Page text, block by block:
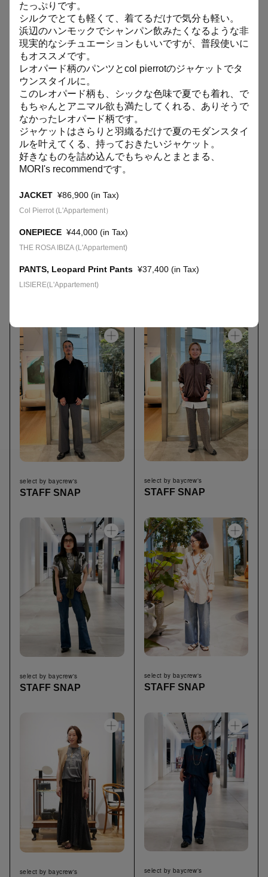
SEARCH
LINKS
BAYCREW’S STORE COMPANY SITE
“人”を繋ぐ新しいセレクトショップ。
たっぷりです。
シルクでとても軽くて、着てるだけで気分も軽い。
浜辺のハンモックでシャンパン飲みたくなるような非
現実的なシチュエーションもいいですが、普段使いに
もオススメです。
レオパード柄のパンツとcol pierrotのジャケットでタ
ウンスタイルに。
このレオパード柄も、シックな色味で夏でも着れ、で
もちゃんとアニマル欲も満たしてくれる、ありそうで
なかったレオパード柄です。
ジャケットはさらりと羽織るだけで夏のモダンスタイ
ルを叶えてくる、持っておきたいジャケット。
好きなものを詰め込んでもちゃんとまとまる、
MORI's recommendです。
JACKET ¥86,900 (in Tax)
Col Pierrot (L'Appartement）
ONEPIECE ¥44,000 (in Tax)
THE ROSA IBIZA (L'Appartement)
PANTS, Leopard Print Pants ¥37,400 (in Tax)
LISIERE(L'Appartement)
select by baycrew's
STAFF SNAP
select by baycrew's
STAFF SNAP
SELECT by BAYCREW'S
select by baycrew's
STAFF SNAP
select by baycrew's
STAFF SNAP
select by baycrew's
STAFF SNAP
select by baycrew's
STAFF SNAP
select by baycrew's select by baycrew's